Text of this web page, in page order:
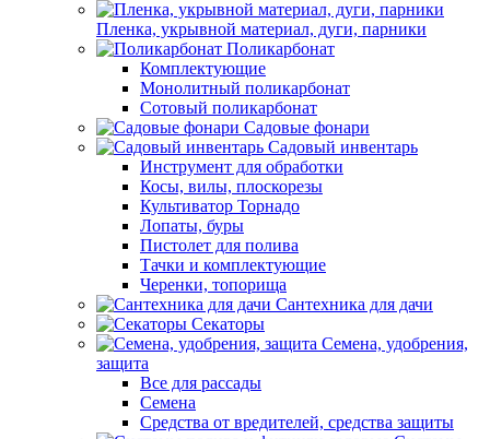
Пленка, укрывной материал, дуги, парники
Поликарбонат
Комплектующие
Монолитный поликарбонат
Сотовый поликарбонат
Садовые фонари
Садовый инвентарь
Инструмент для обработки
Косы, вилы, плоскорезы
Культиватор Торнадо
Лопаты, буры
Пистолет для полива
Тачки и комплектующие
Черенки, топорища
Сантехника для дачи
Секаторы
Семена, удобрения,
защита
Все для рассады
Семена
Средства от вредителей, средства защиты